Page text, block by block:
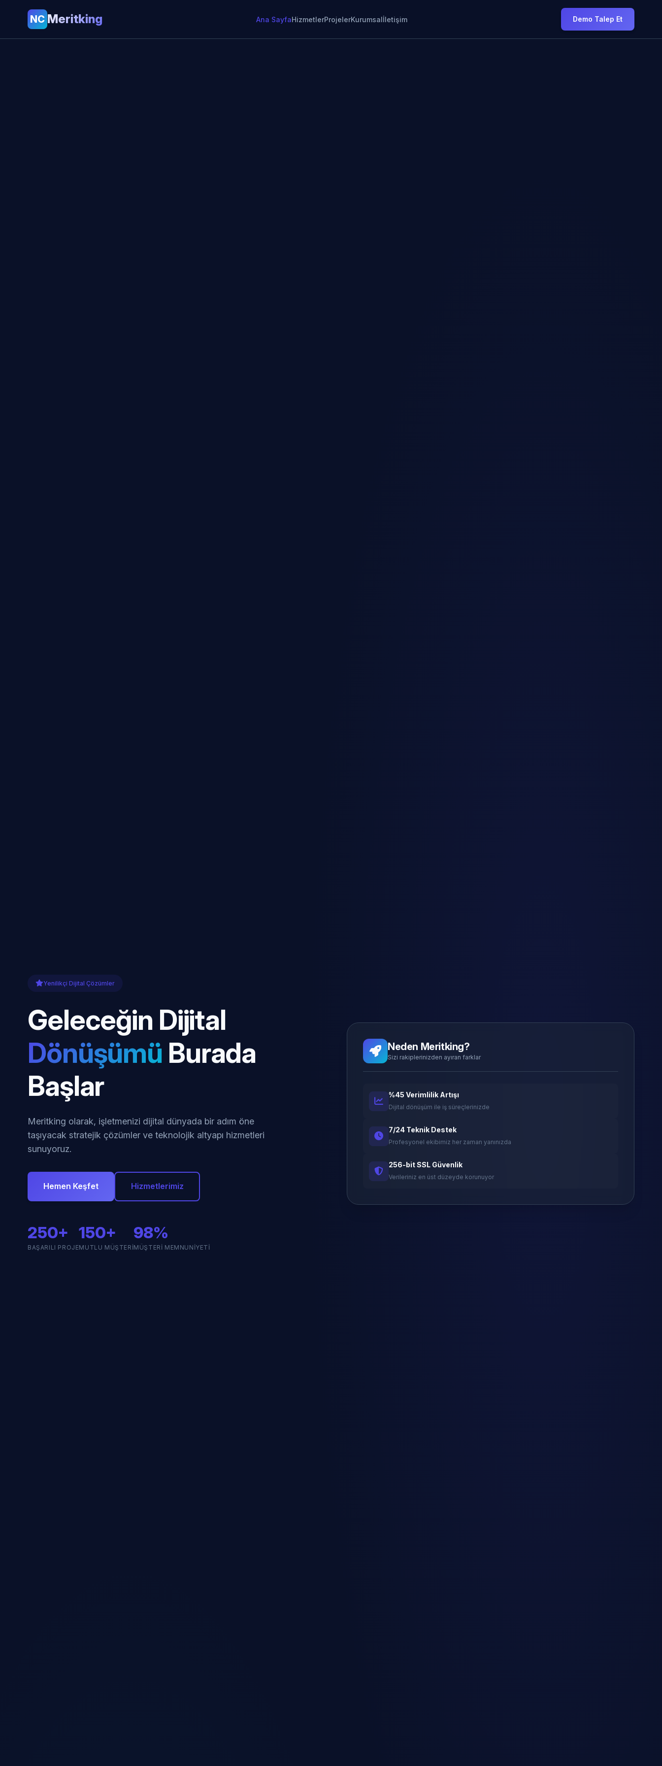
NC Meritking Ana SayfaHizmetlerProjelerKurumsalİletişim Demo Talep Et
Yenilikçi Dijital Çözümler
Geleceğin Dijital
Dönüşümü Burada
Başlar
Meritking olarak, işletmenizi dijital dünyada bir adım öne
taşıyacak stratejik çözümler ve teknolojik altyapı hizmetleri
sunuyoruz.
Hemen Keşfet Hizmetlerimiz
250+
BAŞARILI PROJE
150+
MUTLU MÜŞTERI
98%
MÜŞTERI MEMNUNIYETI
Neden Meritking?
Sizi rakiplerinizden ayıran farklar
%45 Verimlilik Artışı
Dijital dönüşüm ile iş süreçlerinizde
7/24 Teknik Destek
Profesyonel ekibimiz her zaman yanınızda
256-bit SSL Güvenlik
Verileriniz en üst düzeyde korunuyor